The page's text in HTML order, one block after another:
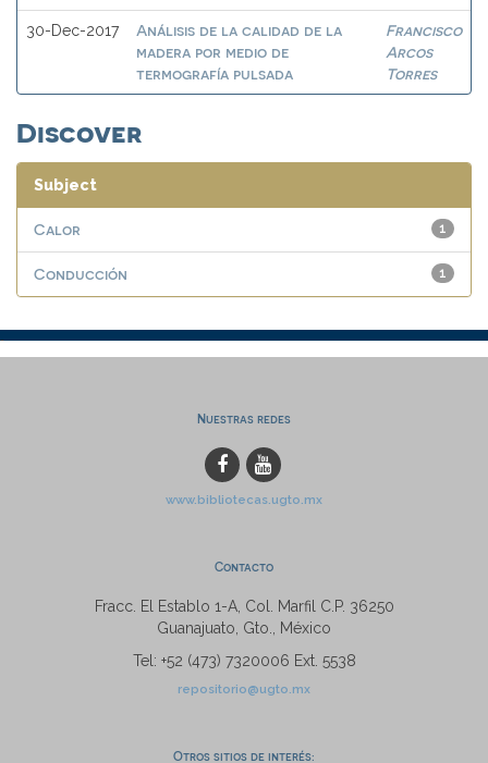
30-Dec-2017
Análisis de la calidad de la
madera por medio de
termografía pulsada
Francisco
Arcos
Torres
Discover
Subject
1
Calor
1
Conducción
Nuestras redes
www.bibliotecas.ugto.mx
Contacto
Fracc. El Establo 1-A, Col. Marfil C.P. 36250
Guanajuato, Gto., México
Tel: +52 (473) 7320006 Ext. 5538
repositorio@ugto.mx
Otros sitios de interés: